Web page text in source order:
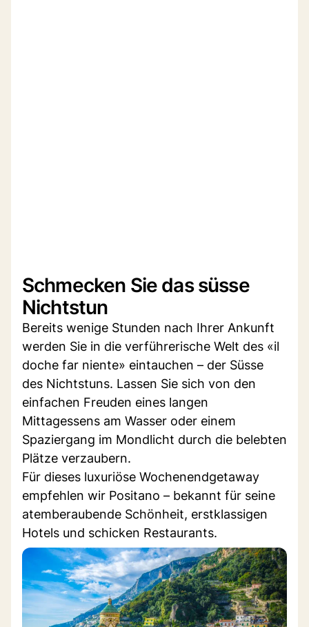
Schmecken Sie das süsse
Nichtstun
Bereits wenige Stunden nach Ihrer Ankunft
werden Sie in die verführerische Welt des «il
doche far niente» eintauchen – der Süsse
des Nichtstuns. Lassen Sie sich von den
einfachen Freuden eines langen
Mittagessens am Wasser oder einem
Spaziergang im Mondlicht durch die belebten
Plätze verzaubern.
Für dieses luxuriöse Wochenendgetaway
empfehlen wir Positano – bekannt für seine
atemberaubende Schönheit, erstklassigen
Hotels und schicken Restaurants.